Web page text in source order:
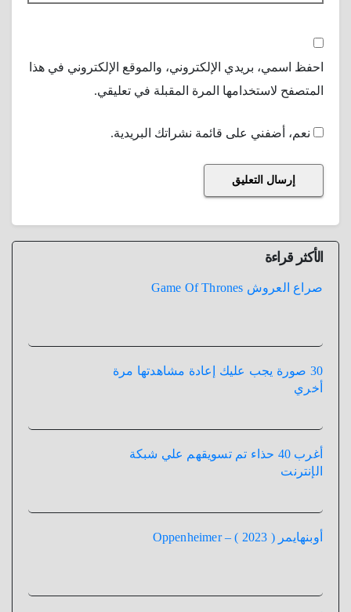
احفظ اسمي، بريدي الإلكتروني، والموقع الإلكتروني في هذا
المتصفح لاستخدامها المرة المقبلة في تعليقي.
نعم، أضفني على قائمة نشراتك البريدية.
الأكثر قراءة
صراع العروش Game Of Thrones
30 صورة يجب عليك إعادة مشاهدتها مرة
أخري
أغرب 40 حذاء تم تسويقهم علي شبكة
الإنترنت
أوبنهايمر ( 2023 ) – Oppenheimer